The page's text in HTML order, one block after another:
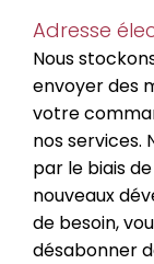
Adresse
Nous
envoyer des
votre
nos services.
par le biais
nouveaux
de besoin,
désabonner